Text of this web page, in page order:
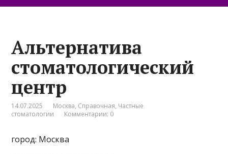
Альтернатива
стоматологический
центр
14.07.2025 Москва, Справочная, Частные
стоматологии
Комментарии: 0
город: Москва